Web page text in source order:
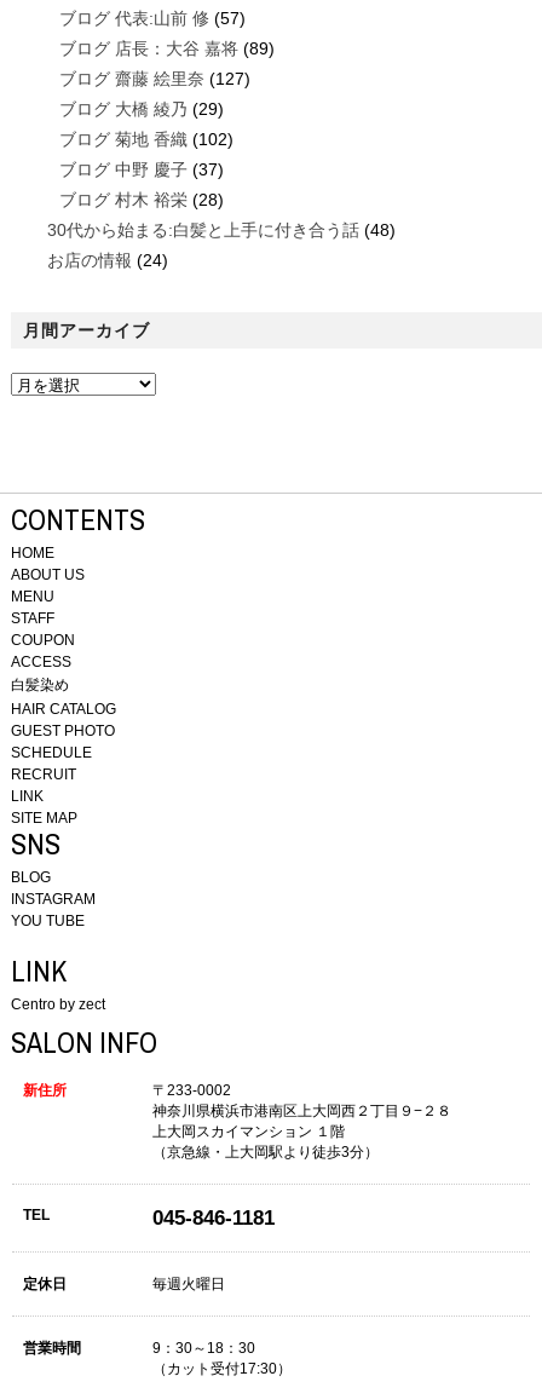
ブログ 代表:山前 修 (57)
ブログ 店長：大谷 嘉将(89)
ブログ 齋藤 絵里奈 (127)
ブログ 大橋 綾乃 (29)
ブログ 菊地 香織(102)
ブログ 中野 慶子(37)
ブログ 村木 裕栄(28)
30代から始まる:白髪と上手に付き合う話(48)
お店の情報 (24)
月間アーカイブ
CONTENTS
HOME
ABOUT US
MENU
STAFF
COUPON
ACCESS
白髪染め
HAIR CATALOG
GUEST PHOTO
SCHEDULE
RECRUIT
LINK
SITE MAP
SNS
BLOG
INSTAGRAM
YOU TUBE
LINK
Centro by zect
SALON INFO
新住所
〒233-0002
神奈川県横浜市港南区上大岡西２丁目９−２８
上大岡スカイマンション １階
（京急線・上大岡駅より徒歩3分）
TEL 045-846-1181
定休日 毎週火曜日
営業時間
9：30～18：30
（カット受付17:30）